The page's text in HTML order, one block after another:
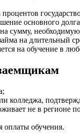
основного
сумму,
на длительный
на обучение в
колледжа,
не в регионе
оплаты обучения.